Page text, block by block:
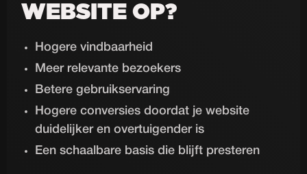
WEBSITE OP?
Hogere vindbaarheid
Meer relevante bezoekers
Betere gebruikservaring
Hogere conversies doordat je website
duidelijker en overtuigender is
Een schaalbare basis die blijft presteren